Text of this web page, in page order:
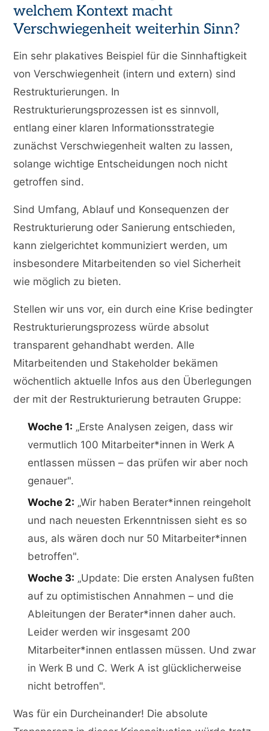
welchem Kontext macht
Verschwiegenheit weiterhin Sinn?
Ein sehr plakatives Beispiel für die Sinnhaftigkeit
von Verschwiegenheit (intern und extern) sind
Restrukturierungen. In
Restrukturierungsprozessen ist es sinnvoll,
entlang einer klaren Informationsstrategie
zunächst Verschwiegenheit walten zu lassen,
solange wichtige Entscheidungen noch nicht
getroffen sind.
Sind Umfang, Ablauf und Konsequenzen der
Restrukturierung oder Sanierung entschieden,
kann zielgerichtet kommuniziert werden, um
insbesondere Mitarbeitenden so viel Sicherheit
wie möglich zu bieten.
Stellen wir uns vor, ein durch eine Krise bedingter
Restrukturierungsprozess würde absolut
transparent gehandhabt werden. Alle
Mitarbeitenden und Stakeholder bekämen
wöchentlich aktuelle Infos aus den Überlegungen
der mit der Restrukturierung betrauten Gruppe:
Woche 1: „Erste Analysen zeigen, dass wir
vermutlich 100 Mitarbeiter*innen in Werk A
entlassen müssen – das prüfen wir aber noch
genauer".
Woche 2: „Wir haben Berater*innen reingeholt
und nach neuesten Erkenntnissen sieht es so
aus, als wären doch nur 50 Mitarbeiter*innen
betroffen".
Woche 3: „Update: Die ersten Analysen fußten
auf zu optimistischen Annahmen – und die
Ableitungen der Berater*innen daher auch.
Leider werden wir insgesamt 200
Mitarbeiter*innen entlassen müssen. Und zwar
in Werk B und C. Werk A ist glücklicherweise
nicht betroffen".
Was für ein Durcheinander! Die absolute